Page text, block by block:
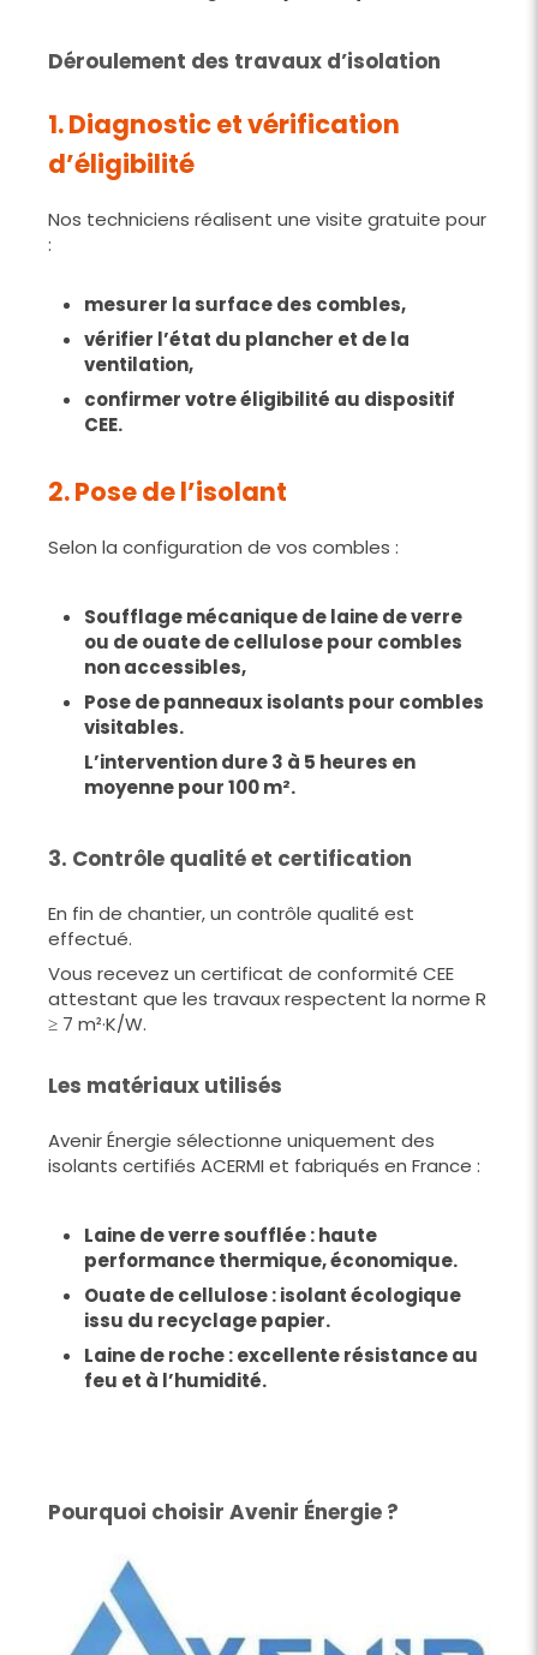
Déroulement des travaux d’isolation
1. Diagnostic et vérification
d’éligibilité
Nos techniciens réalisent une visite gratuite pour
:
mesurer la surface des combles,
vérifier l’état du plancher et de la
ventilation,
confirmer votre éligibilité au dispositif
CEE.
2. Pose de l’isolant
Selon la configuration de vos combles :
Soufflage mécanique de laine de verre
ou de ouate de cellulose pour combles
non accessibles,
Pose de panneaux isolants pour combles
visitables.
L’intervention dure 3 à 5 heures en
moyenne pour 100 m².
3. Contrôle qualité et certification
En fin de chantier, un contrôle qualité est
effectué.
Vous recevez un certificat de conformité CEE
attestant que les travaux respectent la norme R
≥ 7 m²·K/W.
Les matériaux utilisés
Avenir Énergie sélectionne uniquement des
isolants certifiés ACERMI et fabriqués en France :
Laine de verre soufflée : haute
performance thermique, économique.
Ouate de cellulose : isolant écologique
issu du recyclage papier.
Laine de roche : excellente résistance au
feu et à l’humidité.
Pourquoi choisir Avenir Énergie ?